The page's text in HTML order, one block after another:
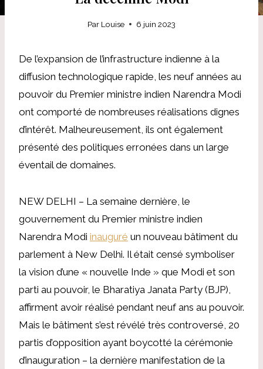
Par Louise 6 juin 2023
De l’expansion de l’infrastructure indienne à la
diffusion technologique rapide, les neuf années au
pouvoir du Premier ministre indien Narendra Modi
ont comporté de nombreuses réalisations dignes
d’intérêt. Malheureusement, ils ont également
présenté des politiques erronées dans un large
éventail de domaines.
NEW DELHI – La semaine dernière, le
gouvernement du Premier ministre indien
Narendra Modi inauguré un nouveau bâtiment du
parlement à New Delhi. Il était censé symboliser
la vision d’une « nouvelle Inde » que Modi et son
parti au pouvoir, le Bharatiya Janata Party (BJP),
affirment avoir réalisé pendant neuf ans au pouvoir.
Mais le bâtiment s’est révélé très controversé, 20
partis d’opposition ayant boycotté la cérémonie
d’inauguration – la dernière manifestation de la